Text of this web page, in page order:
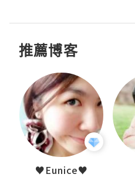
推薦博客
♥Eunice♥